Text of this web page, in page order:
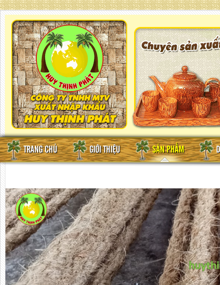
TRANG CHỦ GIỚI THIỆU SẢN PHẨM